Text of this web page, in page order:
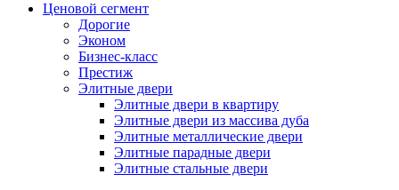
Ценовой сегмент
Дорогие
Эконом
Бизнес-класс
Престиж
Элитные двери
Элитные двери в квартиру
Элитные двери из массива дуба
Элитные металлические двери
Элитные парадные двери
Элитные стальные двери